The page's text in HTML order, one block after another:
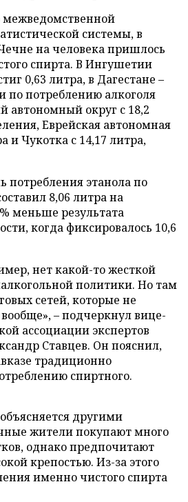
системы, в
на человека пришлось
спирта. В Ингушетии
0,63 литра, в Дагестане –
по потреблению алкоголя
автономный округ с 18,2
Еврейская автономная
и Чукотка с 14,17 литра,
потребления этанола по
8,06 литра на
меньше результата
когда фиксировалось 10,6
нет какой-то жесткой
политики. Но там
сетей, которые не
– подчеркнул вице-
ассоциации экспертов
Ставцев. Он пояснил,
традиционно
спиртного.
другими
жители покупают много
однако предпочитают
крепостью. Из-за этого
именно чистого спирта